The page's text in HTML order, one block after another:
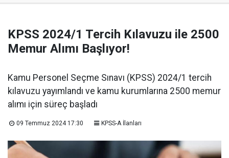
KPSS 2024/1 Tercih Kılavuzu ile 2500
Memur Alımı Başlıyor!
Kamu Personel Seçme Sınavı (KPSS) 2024/1 tercih
kılavuzu yayımlandı ve kamu kurumlarına 2500 memur
alımı için süreç başladı
09 Temmuz 2024 17:30 KPSS-A İlanları